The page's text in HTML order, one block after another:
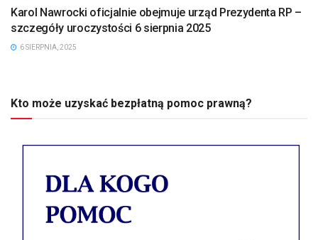
Karol Nawrocki oficjalnie obejmuje urząd Prezydenta RP –
szczegóły uroczystości 6 sierpnia 2025
6 SIERPNIA, 2025
Kto może uzyskać bezpłatną pomoc prawną?